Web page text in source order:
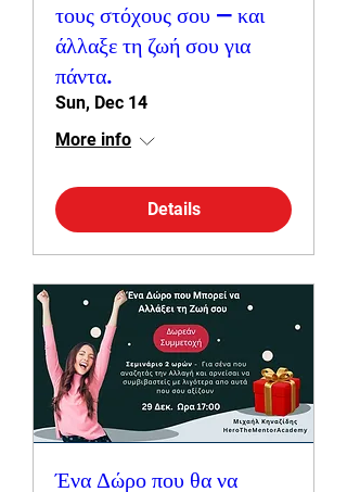
τους στόχους σου — και
άλλαξε τη ζωή σου για
πάντα.
Sun, Dec 14
More info
Details
Ένα Δώρο που θα να